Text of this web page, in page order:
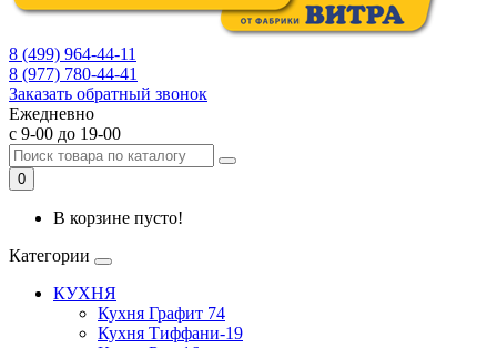
8 (499) 964-44-11
8 (977) 780-44-41
Заказать обратный звонок
Ежедневно
с 9-00 до 19-00
0
В корзине пусто!
Категории
КУХНЯ
Кухня Графит 74
Кухня Тиффани-19